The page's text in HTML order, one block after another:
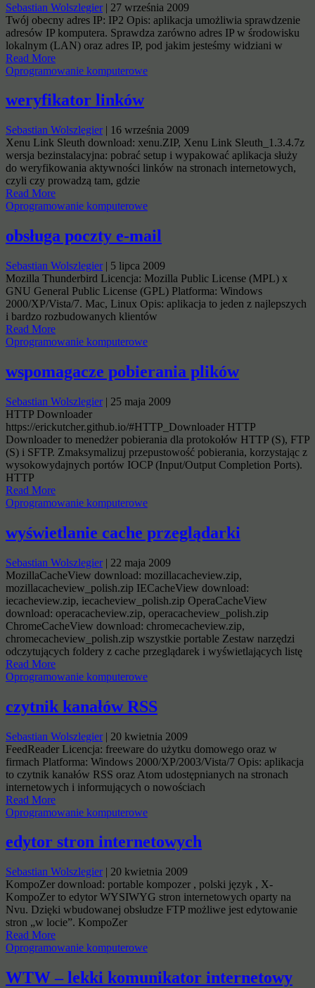
Sebastian Wolszlegier| 27 września 2009
Twój obecny adres IP: IP2 Opis: aplikacja umożliwia sprawdzenie
adresów IP komputera. Sprawdza zarówno adres IP w środowisku
lokalnym (LAN) oraz adres IP, pod jakim jesteśmy widziani w
Read More
Oprogramowanie komputerowe
weryfikator linków
Sebastian Wolszlegier| 16 września 2009
Xenu Link Sleuth download: xenu.ZIP, Xenu Link Sleuth_1.3.4.7z
wersja bezinstalacyjna: pobrać setup i wypakować aplikacja służy
do weryfikowania aktywności linków na stronach internetowych,
czyli czy prowadzą tam, gdzie
Read More
Oprogramowanie komputerowe
obsługa poczty e-mail
Sebastian Wolszlegier| 5 lipca 2009
Mozilla Thunderbird Licencja: Mozilla Public License (MPL) x
GNU General Public License (GPL) Platforma: Windows
2000/XP/Vista/7. Mac, Linux Opis: aplikacja to jeden z najlepszych
i bardzo rozbudowanych klientów
Read More
Oprogramowanie komputerowe
wspomagacze pobierania plików
Sebastian Wolszlegier| 25 maja 2009
HTTP Downloader
https://erickutcher.github.io/#HTTP_Downloader HTTP
Downloader to menedżer pobierania dla protokołów HTTP (S), FTP
(S) i SFTP. Zmaksymalizuj przepustowość pobierania, korzystając z
wysokowydajnych portów IOCP (Input/Output Completion Ports).
HTTP
Read More
Oprogramowanie komputerowe
wyświetlanie cache przeglądarki
Sebastian Wolszlegier| 22 maja 2009
MozillaCacheView download: mozillacacheview.zip,
mozillacacheview_polish.zip IECacheView download:
iecacheview.zip, iecacheview_polish.zip OperaCacheView
download: operacacheview.zip, operacacheview_polish.zip
ChromeCacheView download: chromecacheview.zip,
chromecacheview_polish.zip wszystkie portable Zestaw narzędzi
odczytujących foldery z cache przeglądarek i wyświetlających listę
Read More
Oprogramowanie komputerowe
czytnik kanałów RSS
Sebastian Wolszlegier| 20 kwietnia 2009
FeedReader Licencja: freeware do użytku domowego oraz w
firmach Platforma: Windows 2000/XP/2003/Vista/7 Opis: aplikacja
to czytnik kanałów RSS oraz Atom udostępnianych na stronach
internetowych i informujących o nowościach
Read More
Oprogramowanie komputerowe
edytor stron internetowych
Sebastian Wolszlegier| 20 kwietnia 2009
KompoZer download: portable kompozer , polski język , X-
KompoZer to edytor WYSIWYG stron internetowych oparty na
Nvu. Dzięki wbudowanej obsłudze FTP możliwe jest edytowanie
stron „w locie”. KompoZer
Read More
Oprogramowanie komputerowe
WTW – lekki komunikator internetowy